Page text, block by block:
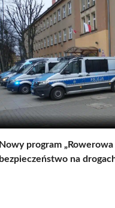
Nowy program
bezpieczeństwo na